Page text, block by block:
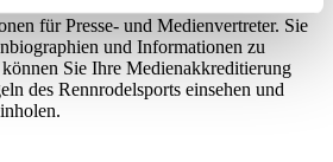
für Presse- und Medienvertreter. Sie
und Informationen zu
Sie Ihre Medienakkreditierung
des Rennrodelsports einsehen und